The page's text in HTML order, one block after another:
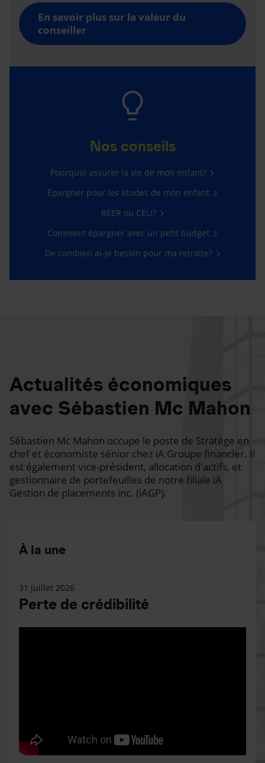
En savoir plus sur la valeur du
conseiller
Nos conseils
Pourquoi assurer la vie de mon enfant?
Épargner pour les études de mon enfant
REER ou CELI?
Comment épargner avec un petit budget
De combien ai-je besoin pour ma retraite?
Actualités économiques
avec Sébastien Mc Mahon
Sébastien Mc Mahon occupe le poste de Stratège en
chef et économiste sénior chez iA Groupe financier. Il
est également vice-président, allocation d'actifs, et
gestionnaire de portefeuilles de notre filiale iA
Gestion de placements inc. (iAGP).
À la une
31 juillet 2026
Perte de crédibilité